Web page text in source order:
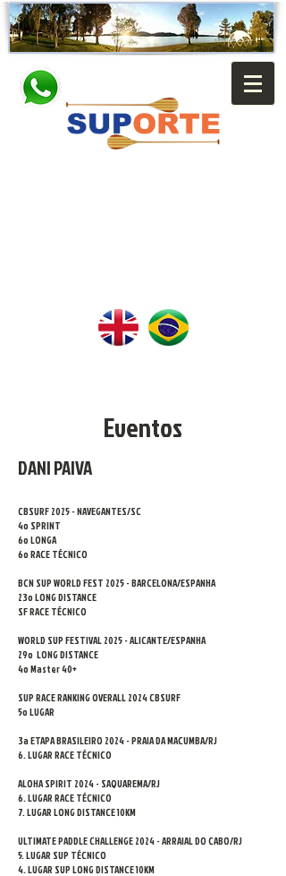
Eventos
DANI PAIVA​
CBSURF 2025 - NAVEGANTES/SC
4o SPRINT
6o LONGA
6o RACE TÉCNICO
BCN SUP WORLD FEST 2025 - BARCELONA/ESPANHA
23o LONG DISTANCE
SF RACE TÉCNICO
WORLD SUP FESTIVAL 2025 -ALICANTE/ESPANHA
29o LONG DISTANCE
4o Master 40+
SUP RACE RANKING OVERALL 2024 CBSURF
5o LUGAR
3a ETAPA BRASILEIRO 2024 -PRAIA DA MACUMBA/RJ
6. LUGAR RACE TÉCNICO
ALOHA SPIRIT 2024 - SAQUAREMA/RJ​
6. LUGAR RACE TÉCNICO
7. LUGAR LONG DISTANCE 10KM
ULTIMATE PADDLE CHALLENGE 2024 - ARRAIAL DO CABO/RJ
5. LUGAR SUP TÉCNICO
4. LUGAR SUP LONG DISTANCE 10KM